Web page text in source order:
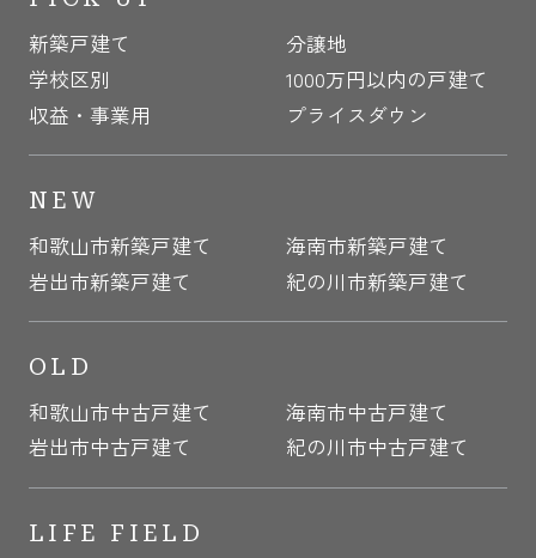
新築戸建て
分譲地
学校区別
1000万円以内の戸建て
収益・事業用
プライスダウン
NEW
和歌山市新築戸建て
海南市新築戸建て
岩出市新築戸建て
紀の川市新築戸建て
OLD
和歌山市中古戸建て
海南市中古戸建て
岩出市中古戸建て
紀の川市中古戸建て
LIFE FIELD